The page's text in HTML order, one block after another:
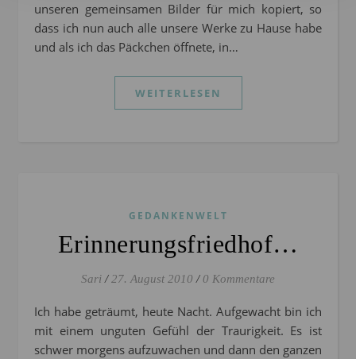
unseren gemeinsamen Bilder für mich kopiert, so
dass ich nun auch alle unsere Werke zu Hause habe
und als ich das Päckchen öffnete, in…
WEITERLESEN
GEDANKENWELT
Erinnerungsfriedhof…
Sari / 27. August 2010 / 0 Kommentare
Ich habe geträumt, heute Nacht. Aufgewacht bin ich
mit einem unguten Gefühl der Traurigkeit. Es ist
schwer morgens aufzuwachen und dann den ganzen